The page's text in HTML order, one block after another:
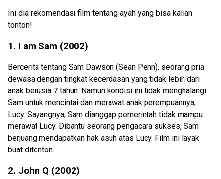
Ini dia rekomendasi film tentang ayah yang bisa kalian
tonton!
1. I am Sam (2002)
Bercerita tentang Sam Dawson (Sean Penn), seorang pria
dewasa dengan tingkat kecerdasan yang tidak lebih dari
anak berusia 7 tahun. Namun kondisi ini tidak menghalangi
Sam untuk mencintai dan merawat anak perempuannya,
Lucy. Sayangnya, Sam dianggap pemerintah tidak mampu
merawat Lucy. Dibantu seorang pengacara sukses, Sam
berjuang mendapatkan hak asuh atas Lucy. Film ini layak
buat ditonton.
2. John Q (2002)